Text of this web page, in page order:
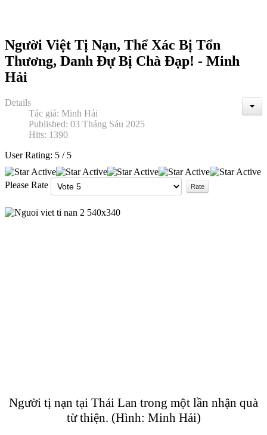
Người Việt Tị Nạn, Thể Xác Bị Tổn
Thương, Danh Đự Bị Chà Đạp! - Minh
Hải
Details
Tác giả: Minh Hải
Published: 03 Tháng Sáu 2025
Hits: 1390
User Rating: 5 / 5
Please Rate
Người tị nạn tại Thái Lan trong một lần nhận quà
từ thiện. (Hình: Minh Hải)